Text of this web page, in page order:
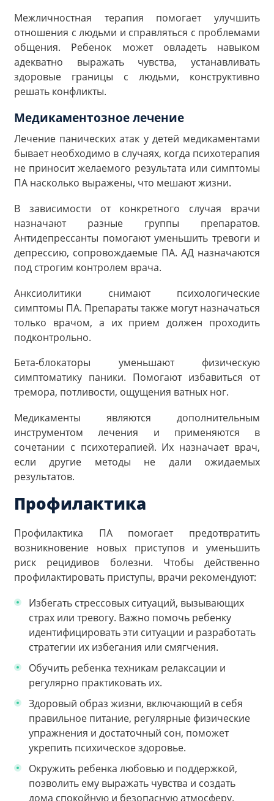
Межличностная терапия помогает улучшить
отношения с людьми и справляться с проблемами
общения. Ребенок может овладеть навыком
адекватно выражать чувства, устанавливать
здоровые границы с людьми, конструктивно
решать конфликты.
Медикаментозное лечение
Лечение панических атак у детей медикаментами
бывает необходимо в случаях, когда психотерапия
не приносит желаемого результата или симптомы
ПА насколько выражены, что мешают жизни.
В зависимости от конкретного случая врачи
назначают разные группы препаратов.
Антидепрессанты помогают уменьшить тревоги и
депрессию, сопровождаемые ПА. АД назначаются
под строгим контролем врача.
Анксиолитики снимают психологические
симптомы ПА. Препараты также могут назначаться
только врачом, а их прием должен проходить
подконтрольно.
Бета-блокаторы уменьшают физическую
симптоматику паники. Помогают избавиться от
тремора, потливости, ощущения ватных ног.
Медикаменты являются дополнительным
инструментом лечения и применяются в
сочетании с психотерапией. Их назначает врач,
если другие методы не дали ожидаемых
результатов.
Профилактика
Профилактика ПА помогает предотвратить
возникновение новых приступов и уменьшить
риск рецидивов болезни. Чтобы действенно
профилактировать приступы, врачи рекомендуют:
Избегать стрессовых ситуаций, вызывающих
страх или тревогу. Важно помочь ребенку
идентифицировать эти ситуации и разработать
стратегии их избегания или смягчения.
Обучить ребенка техникам релаксации и
регулярно практиковать их.
Здоровый образ жизни, включающий в себя
правильное питание, регулярные физические
упражнения и достаточный сон, поможет
укрепить психическое здоровье.
Окружить ребенка любовью и поддержкой,
позволить ему выражать чувства и создать
дома спокойную и безопасную атмосферу.